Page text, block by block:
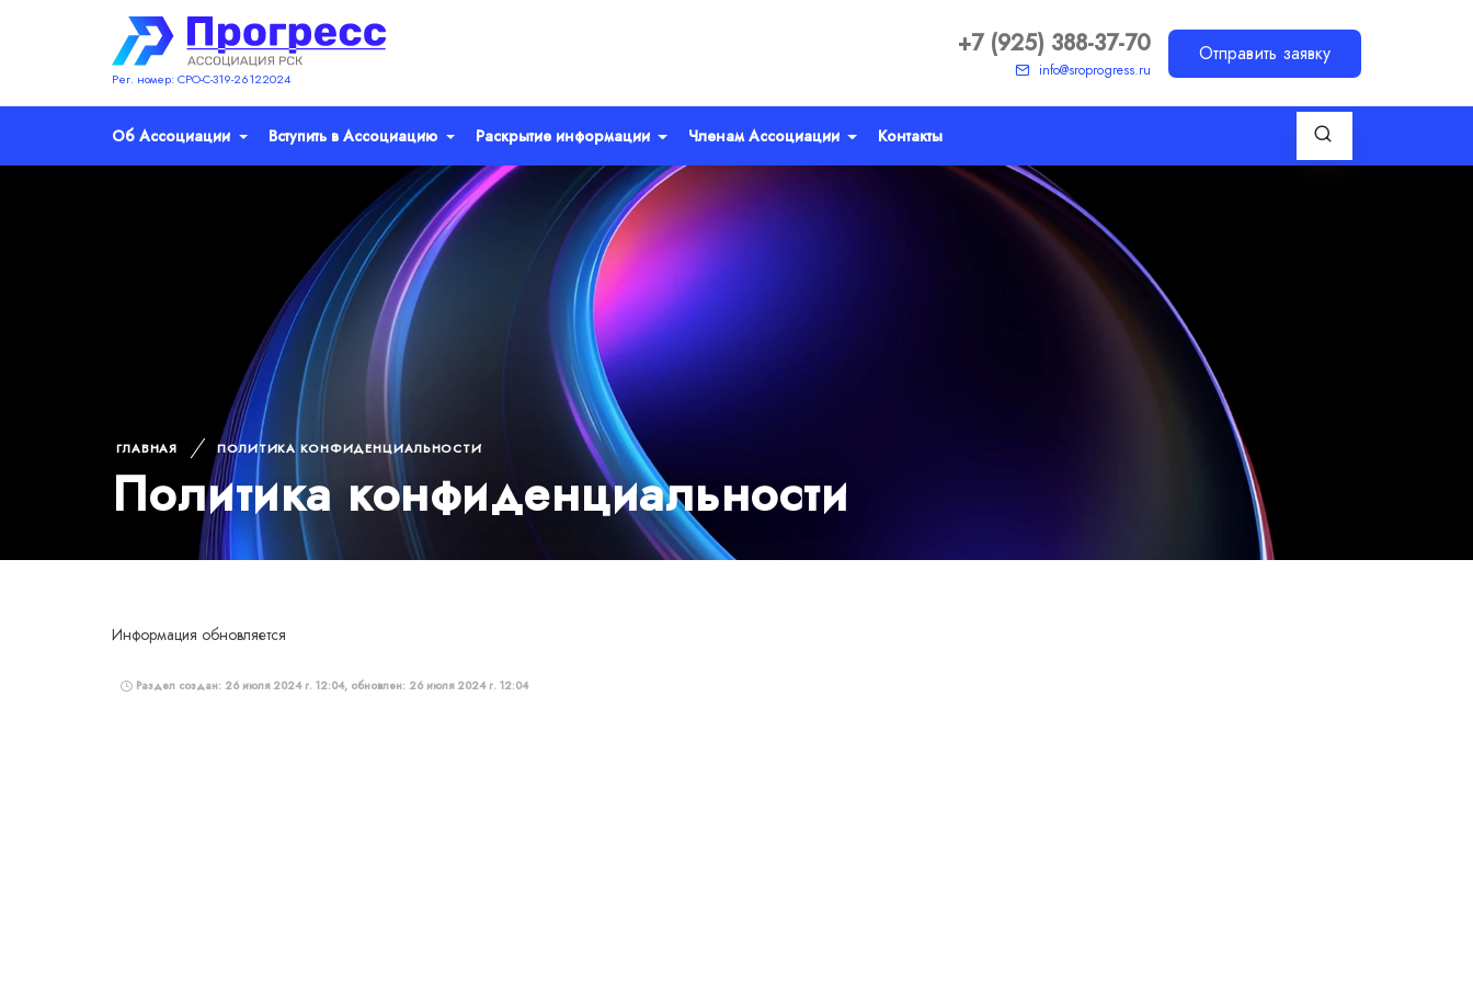
Рег. номер: СРО-С-319-26122024
+7 (925) 388-37-70
info@sroprogress.ru
Отправить заявку
Об Ассоциации Вступить в Ассоциацию Раскрытие информации Членам Ассоциации Контакты
ГЛАВНАЯ ПОЛИТИКА КОНФИДЕНЦИАЛЬНОСТИ
Политика конфиденциальности
Информация обновляется
Раздел создан: 26 июля 2024 г. 12:04, обновлен: 26 июля 2024 г. 12:04